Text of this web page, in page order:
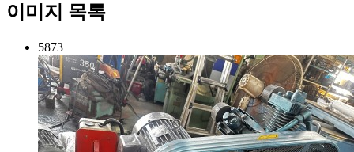
이미지 목록
5873